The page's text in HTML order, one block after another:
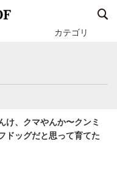
カテゴリ
け、クマやんか〜クンミ
ドッグだと思って育てた